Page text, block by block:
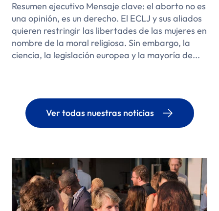
Resumen ejecutivo Mensaje clave: el aborto no es
una opinión, es un derecho. El ECLJ y sus aliados
quieren restringir las libertades de las mujeres en
nombre de la moral religiosa. Sin embargo, la
ciencia, la legislación europea y la mayoría de...
Ver todas nuestras noticias